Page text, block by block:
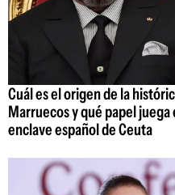
Cuál es el origen de la
Marruecos y qué papel
enclave español de Ceuta